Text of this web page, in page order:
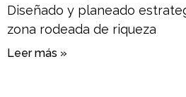
Diseñado y planeado
zona rodeada de riqueza
Leer más »